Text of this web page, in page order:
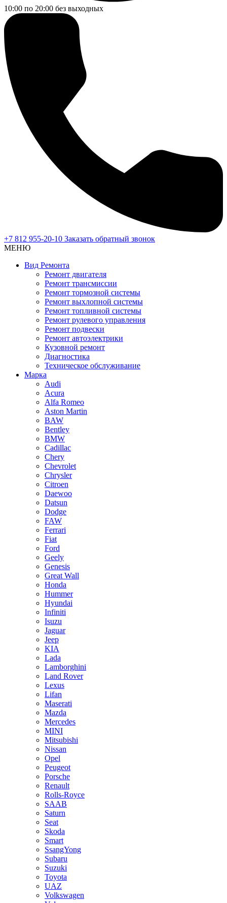
10:00 по 20:00 без выходных
+7 812 955-20-10 Заказать обратный звонок
МЕНЮ
Вид Ремонта
Ремонт двигателя
Ремонт трансмиссии
Ремонт тормозной системы
Ремонт выхлопной системы
Ремонт топливной системы
Ремонт рулевого управления
Ремонт подвески
Ремонт автоэлектрики
Кузовной ремонт
Диагностика
Техническое обслуживание
Марка
Audi
Acura
Alfa Romeo
Aston Martin
BAW
Bentley
BMW
Cadillac
Chery
Chevrolet
Chrysler
Citroen
Daewoo
Datsun
Dodge
FAW
Ferrari
Fiat
Ford
Geely
Genesis
Great Wall
Honda
Hummer
Hyundai
Infiniti
Isuzu
Jaguar
Jeep
KIA
Lada
Lamborghini
Land Rover
Lexus
Lifan
Maserati
Mazda
Mercedes
MINI
Mitsubishi
Nissan
Opel
Peugeot
Porsche
Renault
Rolls-Royce
SAAB
Saturn
Seat
Skoda
Smart
SsangYong
Subaru
Suzuki
Toyota
UAZ
Volkswagen